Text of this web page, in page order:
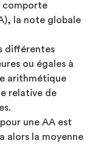
comporte
la note globale
différentes
ou égales à
arithmétique
relative de
une AA est
alors la moyenne